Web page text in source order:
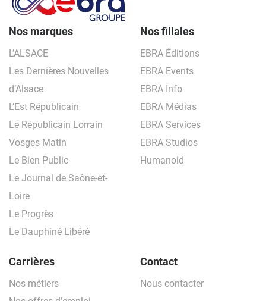
Nos marques
L’ALSACE
Les Dernières Nouvelles
d’Alsace
L’Est Républicain
Le Républicain Lorrain
Vosges Matin
Le Bien Public
Le Journal de Saône-et-
Loire
Le Progrès
Le Dauphiné Libéré
Nos filiales
EBRA Éditions
EBRA Events
EBRA Info
EBRA Médias
EBRA Services
EBRA Studios
Humanoid
Carrières
Nos métiers
Contact
Nous contacter